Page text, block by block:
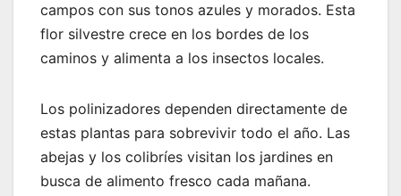
campos con sus tonos azules y morados. Esta
flor silvestre crece en los bordes de los
caminos y alimenta a los insectos locales.
Los polinizadores dependen directamente de
estas plantas para sobrevivir todo el año. Las
abejas y los colibríes visitan los jardines en
busca de alimento fresco cada mañana.